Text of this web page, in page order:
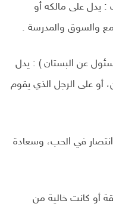
: يدل على مالكه أو
والسوق والمدرسة .
عن البستان ) : يدل
أو على الرجل الذي يقوم
في الحب، وسعادة
أو كانت خالية من